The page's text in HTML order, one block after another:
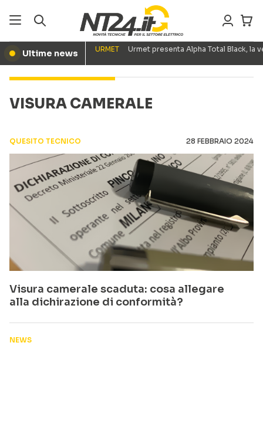
● Ultime news URMET Urmet presenta Alpha Total Black,
VISURA CAMERALE
QUESITO TECNICO 28 FEBBRAIO 2024
Visura camerale scaduta: cosa allegare
alla dichirazione di conformità?
NEWS